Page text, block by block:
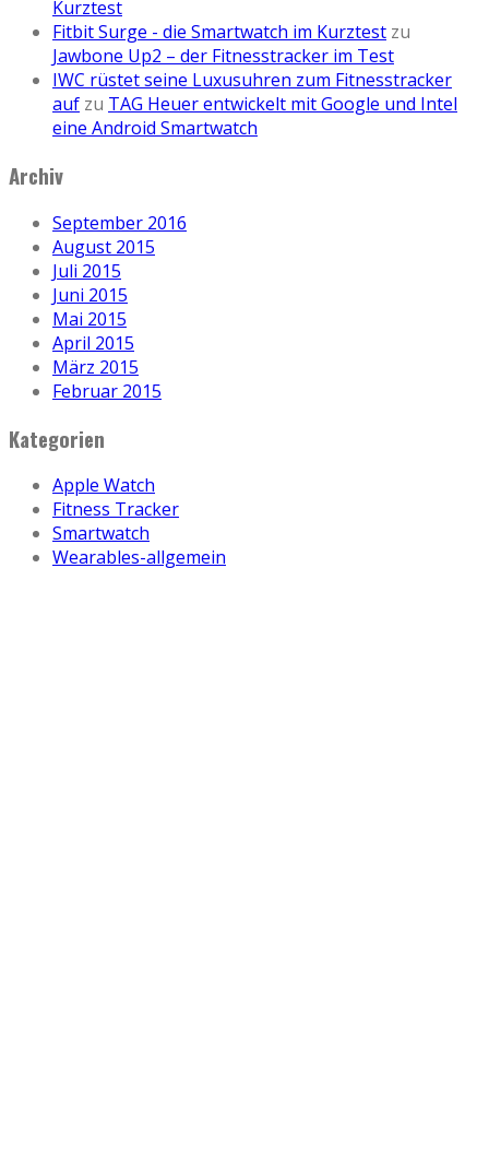
Kurztest
Fitbit Surge - die Smartwatch im Kurztest zu
Jawbone Up2 – der Fitnesstracker im Test
IWC rüstet seine Luxusuhren zum Fitnesstracker
auf zu TAG Heuer entwickelt mit Google und Intel
eine Android Smartwatch
Archiv
September 2016
August 2015
Juli 2015
Juni 2015
Mai 2015
April 2015
März 2015
Februar 2015
Kategorien
Apple Watch
Fitness Tracker
Smartwatch
Wearables-allgemein